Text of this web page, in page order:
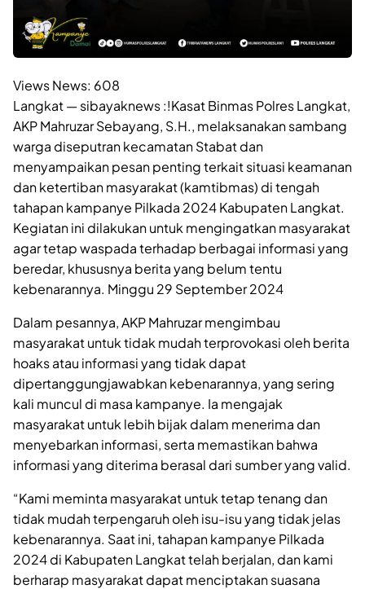
Views News: 608
Langkat — sibayaknews :!Kasat Binmas Polres Langkat,
AKP Mahruzar Sebayang, S.H., melaksanakan sambang
warga diseputran kecamatan Stabat dan
menyampaikan pesan penting terkait situasi keamanan
dan ketertiban masyarakat (kamtibmas) di tengah
tahapan kampanye Pilkada 2024 Kabupaten Langkat.
Kegiatan ini dilakukan untuk mengingatkan masyarakat
agar tetap waspada terhadap berbagai informasi yang
beredar, khususnya berita yang belum tentu
kebenarannya. Minggu 29 September 2024
Dalam pesannya, AKP Mahruzar mengimbau
masyarakat untuk tidak mudah terprovokasi oleh berita
hoaks atau informasi yang tidak dapat
dipertanggungjawabkan kebenarannya, yang sering
kali muncul di masa kampanye. Ia mengajak
masyarakat untuk lebih bijak dalam menerima dan
menyebarkan informasi, serta memastikan bahwa
informasi yang diterima berasal dari sumber yang valid.
“Kami meminta masyarakat untuk tetap tenang dan
tidak mudah terpengaruh oleh isu-isu yang tidak jelas
kebenarannya. Saat ini, tahapan kampanye Pilkada
2024 di Kabupaten Langkat telah berjalan, dan kami
berharap masyarakat dapat menciptakan suasana